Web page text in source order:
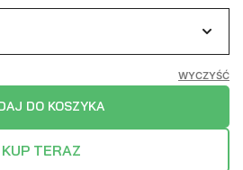
WYCZYŚĆ
DO KOSZYKA
KUP TERAZ